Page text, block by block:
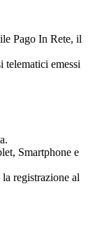
Pago In Rete, il
emessi
Smartphone e
registrazione al